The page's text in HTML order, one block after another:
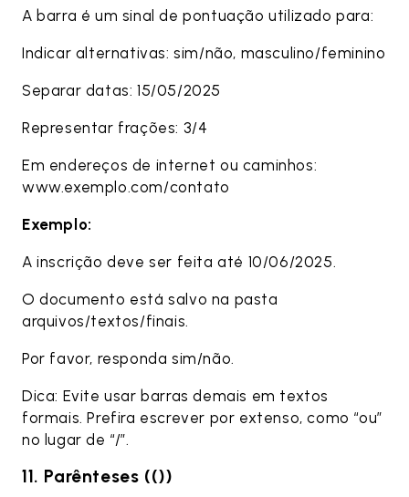
A barra é um sinal de pontuação utilizado para:
Indicar alternativas: sim/não, masculino/feminino
Separar datas: 15/05/2025
Representar frações: 3/4
Em endereços de internet ou caminhos:
www.exemplo.com/contato
Exemplo:
A inscrição deve ser feita até 10/06/2025.
O documento está salvo na pasta
arquivos/textos/finais.
Por favor, responda sim/não.
Dica: Evite usar barras demais em textos
formais. Prefira escrever por extenso, como “ou”
no lugar de “/”.
11. Parênteses (())